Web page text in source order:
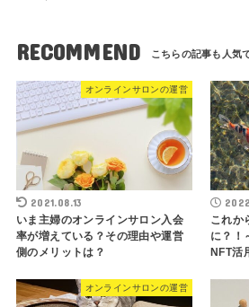
RECOMMEND
オンラインサロンの運営
2021.08.13
いま主婦のオンラインサロン入会
率が増えている？その理由や運営
側のメリットは？
これか
に？！
NFT活
オンラインサロンの運営